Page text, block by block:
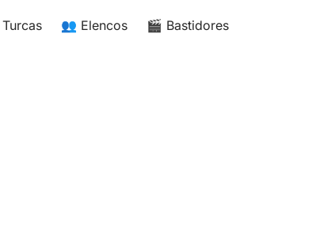
👥 Elencos 🎬 Bastidores